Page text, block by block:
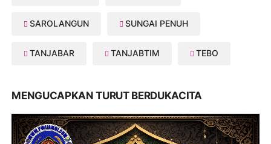
SAROLANGUN SUNGAI PENUH
TANJABAR TANJABTIM TEBO
MENGUCAPKAN TURUT BERDUKACITA